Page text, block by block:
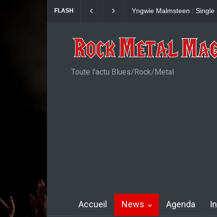
FLASH KAI HANSEN : Single
Toute l'actu Blues/Rock/Metal
Accueil News Agenda